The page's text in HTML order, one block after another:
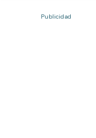
Publicidad